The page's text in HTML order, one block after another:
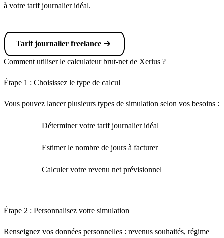
à votre tarif journalier idéal.
Tarif journalier freelance
Comment utiliser le calculateur brut-net de Xerius ?
Étape 1 : Choisissez le type de calcul
Vous pouvez lancer plusieurs types de simulation selon vos besoins :
Déterminer votre tarif journalier idéal
Estimer le nombre de jours à facturer
Calculer votre revenu net prévisionnel
Étape 2 : Personnalisez votre simulation
Renseignez vos données personnelles : revenus souhaités, régime